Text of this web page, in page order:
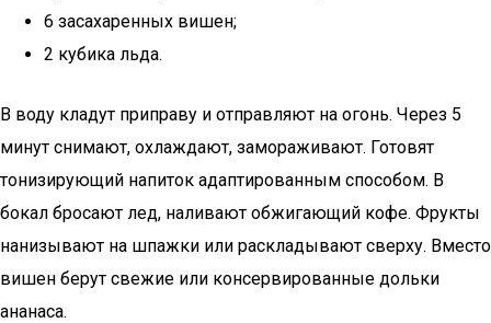
6 засахаренных вишен;
2 кубика льда.
В воду кладут приправу и отправляют на огонь. Через 5
минут снимают, охлаждают, замораживают. Готовят
тонизирующий напиток адаптированным способом. В
бокал бросают лед, наливают обжигающий кофе. Фрукты
нанизывают на шпажки или раскладывают сверху. Вместо
вишен берут свежие или консервированные дольки
ананаса.